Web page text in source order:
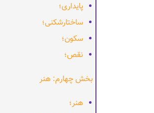
پایداری؛
ساختارشکنی؛
سکون؛
نقص؛
بخش چهارم: هنر
هنر؛